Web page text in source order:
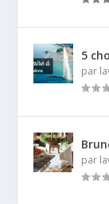
5
par
par